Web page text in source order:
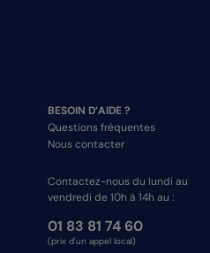
BESOIN D’AIDE ?
Questions fréquentes
Nous contacter
Contactez-nous du lundi au
vendredi de 10h à 14h au :
01 83 81 74 60
(prix d'un appel local)